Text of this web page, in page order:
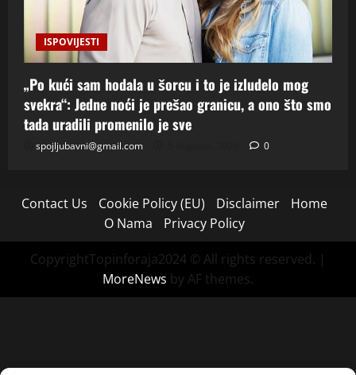
ISPOVIJESTI
„Po kući sam hodala u šorcu i to je izludelo mog
svekra“: Jedne noći je prešao granicu, a ono što smo
tada uradili promenilo je sve
spojljubavni@gmail.com 0
Contact Us Cookie Policy (EU) Disclaimer
Home
O Nama
Privacy Policy
CopyrightTopinforaja2024 © All rights reserved. |
MoreNews by AF themes.